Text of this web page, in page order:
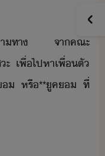
ตา​ทา​ ​ ​จา​คณะ​
เพื่​ไปหา​เพื่​ตั​
หรื​**​ูค​​ ​ที่​